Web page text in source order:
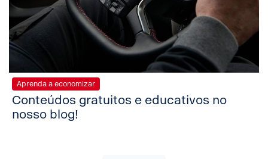
Aprenda a economizar
Conteúdos gratuitos e educativos no
nosso blog!